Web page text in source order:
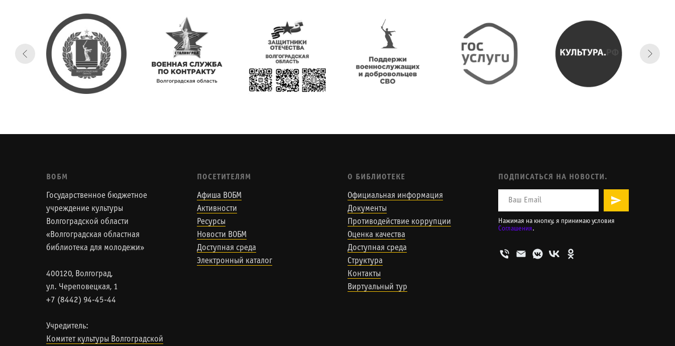
ВОБМ
Государственное бюджетное
учреждение культуры
Волгоградской области
«Волгоградская областная
библиотека для молодежи»
400120, Волгоград,
ул. Череповецкая, 1
+7 (8442) 94-45-44
Учредитель:
Комитет культуры Волгоградской
ПОСЕТИТЕЛЯМ
Афиша ВОБМ
Активности
Ресурсы
Новости ВОБМ
Доступная среда
Электронный каталог
О БИБЛИОТЕКЕ
Официальная информация
Документы
Противодействие коррупции
Оценка качества
Доступная среда
Структура
Контакты
Виртуальный тур
ПОДПИСАТЬСЯ НА НОВОСТИ.
Нажимая на кнопку, я принимаю условия
Соглашения.